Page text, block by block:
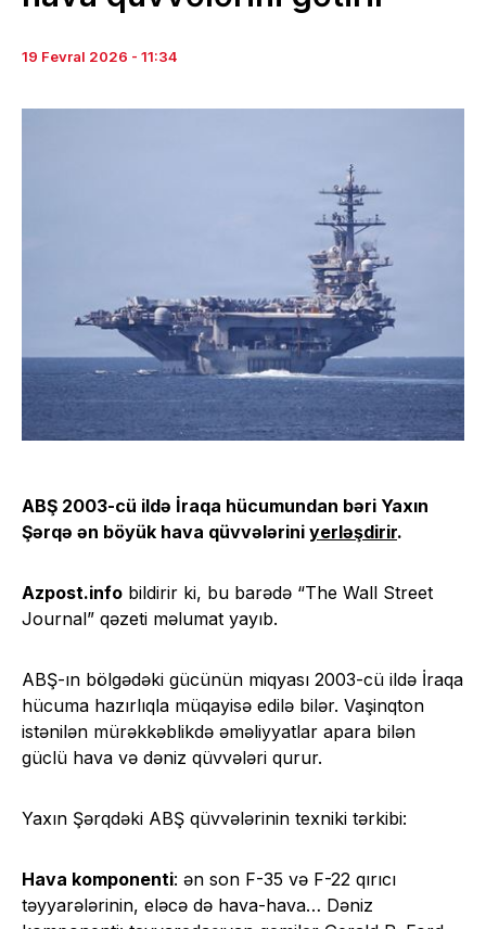
19 Fevral 2026 - 11:34
ABŞ 2003-cü ildə İraqa hücumundan bəri Yaxın
Şərqə ən böyük hava qüvvələrini yerləşdirir.
Azpost.info bildirir ki, bu barədə “The Wall Street
Journal” qəzeti məlumat yayıb.
ABŞ-ın bölgədəki gücünün miqyası 2003-cü ildə İraqa
hücuma hazırlıqla müqayisə edilə bilər. Vaşinqton
istənilən mürəkkəblikdə əməliyyatlar apara bilən
güclü hava və dəniz qüvvələri qurur.
Yaxın Şərqdəki ABŞ qüvvələrinin texniki tərkibi:
Hava komponenti: ən son F-35 və F-22 qırıcı
təyyarələrinin, eləcə də hava-hava… Dəniz